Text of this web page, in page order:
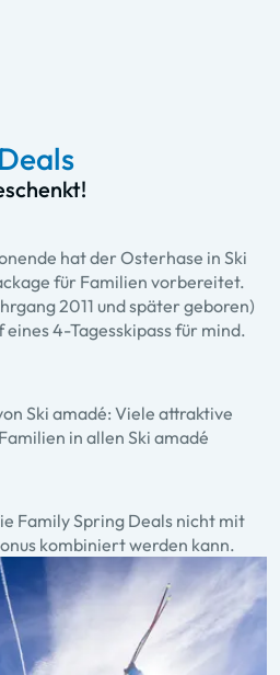
hat der Osterhase in Ski
für Familien vorbereitet.
2011 und später geboren)
4-Tagesskipass für mind.
Ski amadé: Viele attraktive
in allen Ski amadé
Family Spring Deals nicht mit
kombiniert werden kann.